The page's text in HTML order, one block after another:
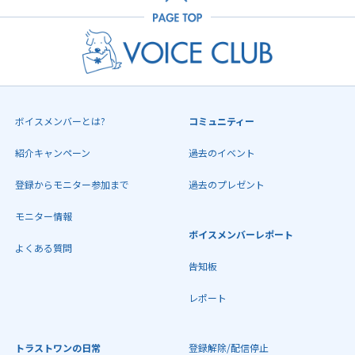
ボイスメンバーとは?
紹介キャンペーン
登録からモニター参加まで
モニター情報
よくある質問
コミュニティー
過去のイベント
過去のプレゼント
ボイスメンバーレポート
告知板
レポート
トラストワンの日常 登録解除/配信停止